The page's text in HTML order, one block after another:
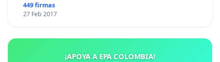
449 firmas
27 Feb 2017
¡APOYA A EPA COLOMBIA!